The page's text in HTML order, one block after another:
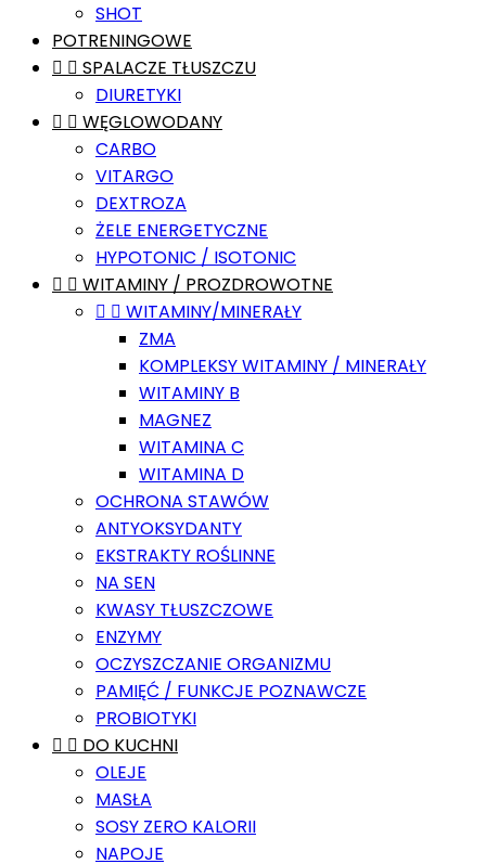
SHOT
POTRENINGOWE
  SPALACZE TŁUSZCZU
DIURETYKI
  WĘGLOWODANY
CARBO
VITARGO
DEXTROZA
ŻELE ENERGETYCZNE
HYPOTONIC / ISOTONIC
  WITAMINY / PROZDROWOTNE
  WITAMINY/MINERAŁY
ZMA
KOMPLEKSY WITAMINY / MINERAŁY
WITAMINY B
MAGNEZ
WITAMINA C
WITAMINA D
OCHRONA STAWÓW
ANTYOKSYDANTY
EKSTRAKTY ROŚLINNE
NA SEN
KWASY TŁUSZCZOWE
ENZYMY
OCZYSZCZANIE ORGANIZMU
PAMIĘĆ / FUNKCJE POZNAWCZE
PROBIOTYKI
  DO KUCHNI
OLEJE
MASŁA
SOSY ZERO KALORII
NAPOJE